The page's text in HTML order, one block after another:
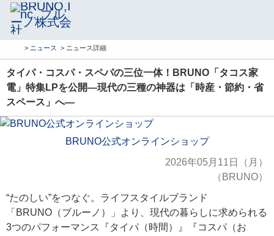
> ニュース > ニュース詳細
タイパ・コスパ・スペパの三位一体！BRUNO「タコス家
電」特集LPを公開―現代の三種の神器は「時産・節約・省
スペース」へ―
BRUNO公式オンラインショップ
2026年05月11日（月）
（BRUNO）
“たのしい”をつなぐ。ライフスタイルブランド
「BRUNO（ブルーノ）」より、現代の暮らしに求められる
3つのパフォーマンス『タイパ（時間）』『コスパ（お